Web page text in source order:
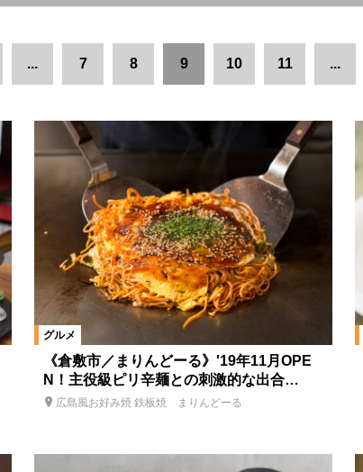
カフェ・スウィーツ 飲む
絞り込む
... 7 8 9 10 11 ...
グルメ
《倉敷市／まりんどーる》'19年11月OPE
N！主役級ピリ辛麺との刺激的な出合…
広島風お好み焼 鉄板焼 まりんどーる